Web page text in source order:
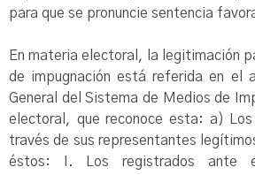
para que se pronuncie sentencia
En materia electoral, la legitimación
de impugnación está referida en el
General del Sistema de Medios de
electoral, que reconoce esta: a)
través de sus representantes
éstos: I. Los registrados ante